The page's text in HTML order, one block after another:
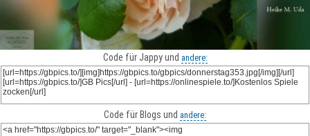
Code für Jappy und andere:
Code für Blogs und andere: